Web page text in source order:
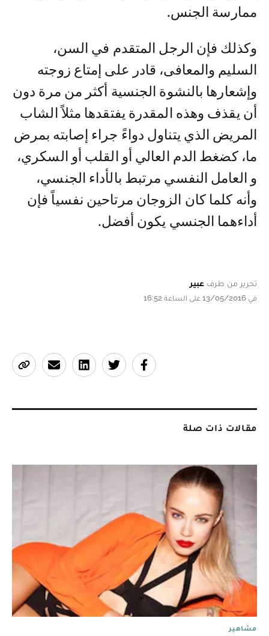
ممارسة الجنس.
وكذلك فإن الرجل المتقدم في السن،
السليم والمعافى، قادر على إمتاع زوجته
وإشعارها بالنشوة الجنسية أكثر من مرة دون
أن يقذف وهذه المقدرة يفتقدها مثلاً الشاب
المريض الذي يتناول دواءً جراء إصابته بمرض
ما، كضغط الدم العالي أو القلب أو السكري،
و العامل النفسي مرتبط بالأداء الجنسي،
وأنه كلما كان الزوجان مرتاحين نفسياً فإن
أداءهما الجنسي يكون أفضل.
تحرير من طرف عبير
في 13/05/2016 على الساعة 16:52
مقالات ذات صلة
مشاهير